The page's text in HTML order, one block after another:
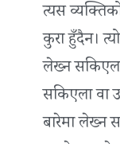
त्यस
कुरा हुँदैन।
लेख्‍न
सकिएला वा
बारेमा लेख्‍न